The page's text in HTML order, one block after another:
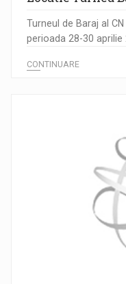
Turneul de Baraj al
perioada 28-30 aprilie
CONTINUARE